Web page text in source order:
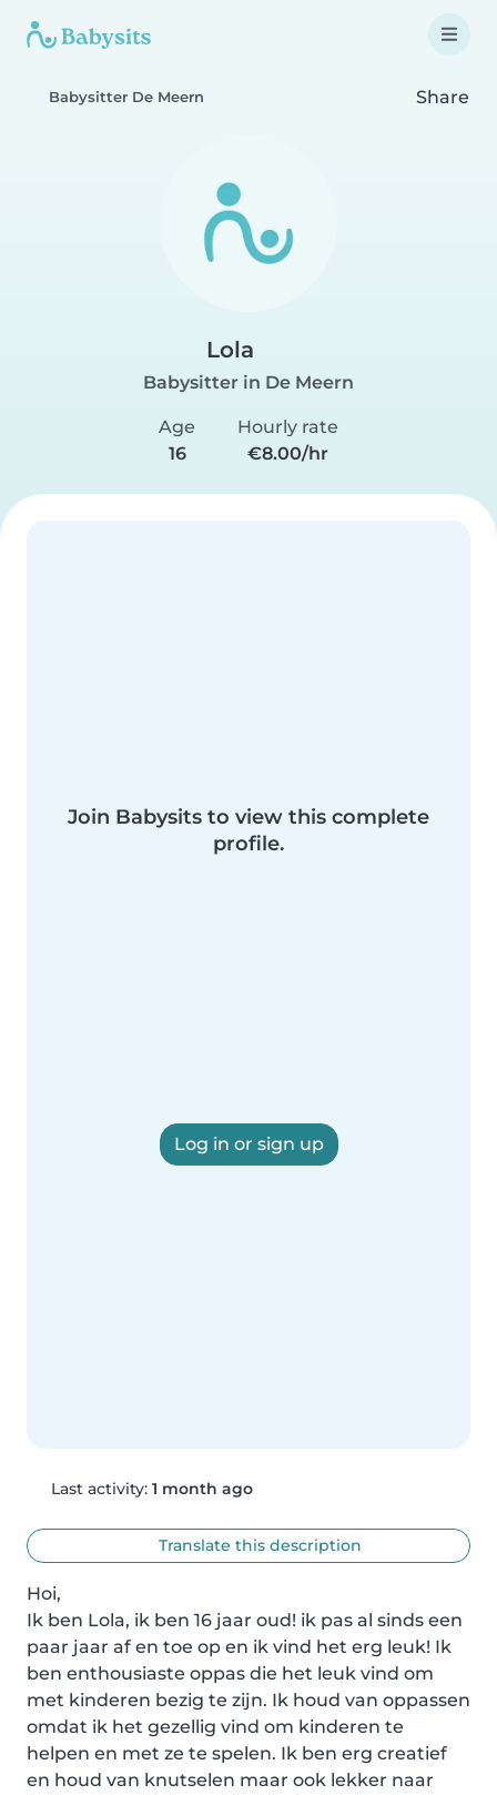
Babysitter De Meern Share
Lola
Babysitter in De Meern
Age
16
Hourly rate
€8.00/hr
Join Babysits to view this complete
profile.
Log in or sign up
Last activity: 1 month ago
Translate this description
Hoi,
Ik ben Lola, ik ben 16 jaar oud! ik pas al sinds een
paar jaar af en toe op en ik vind het erg leuk! Ik
ben enthousiaste oppas die het leuk vind om
met kinderen bezig te zijn. Ik houd van oppassen
omdat ik het gezellig vind om kinderen te
helpen en met ze te spelen. Ik ben erg creatief
en houd van knutselen maar ook lekker naar